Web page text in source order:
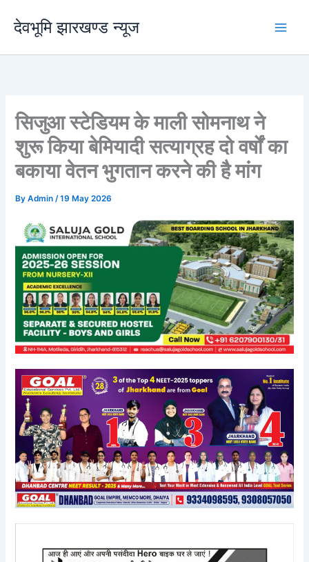
content
देवभूमि झारखण्ड न्यूज
सिजुआ स्टेडियम के माली सोमनाथ ने
शुरू किया बेमियादी सत्याग्रह दो वर्षों का
बकाया वेतन भुगतान करने की है मांग
ByAdmin/19 May 2026